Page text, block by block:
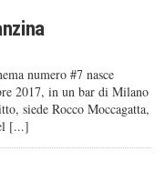
numero #7 nasce
2017, in un bar di Milano
siede Rocco Moccagatta,
[...]